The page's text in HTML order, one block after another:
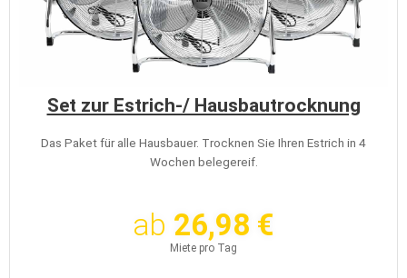
Set zur Estrich-/ Hausbautrocknung
Das Paket für alle Hausbauer. Trocknen Sie Ihren Estrich in 4
Wochen belegereif.
ab 26,98 €
Miete pro Tag